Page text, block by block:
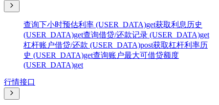
查询下小时预估利率 (USER_DATA)get获取利息历史
(USER_DATA)get查询借贷/还款记录 (USER_DATA)get
杠杆账户借贷/还款 (USER_DATA)post获取杠杆利率历
史 (USER_DATA)get查询账户最大可借贷额度
(USER_DATA)get
行情接口